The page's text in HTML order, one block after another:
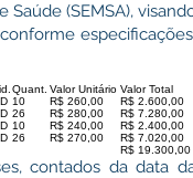
(SEMSA),
Quant. Valor Unitário Valor Total
10 R$ 260,00
R$ 2.600,00
26 R$ 280,00
R$ 7.280,00
10 R$ 240,00
R$ 2.400,00
26 R$ 270,00
R$ 7.020,00
R$ 19.300,00
contados da data